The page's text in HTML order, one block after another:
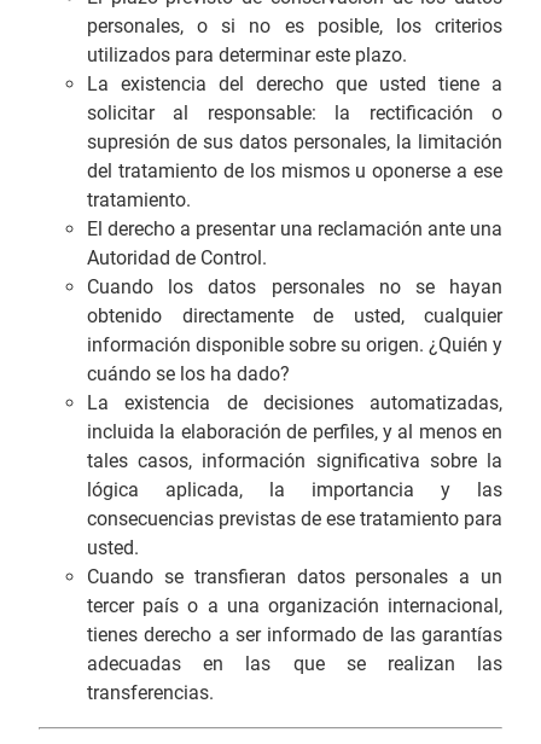
personales, o si no es posible, los criterios
utilizados para determinar este plazo.
La existencia del derecho que usted tiene a
solicitar al responsable: la rectificación o
supresión de sus datos personales, la limitación
del tratamiento de los mismos u oponerse a ese
tratamiento.
El derecho a presentar una reclamación ante una
Autoridad de Control.
Cuando los datos personales no se hayan
obtenido directamente de usted, cualquier
información disponible sobre su origen. ¿Quién y
cuándo se los ha dado?
La existencia de decisiones automatizadas,
incluida la elaboración de perfiles, y al menos en
tales casos, información significativa sobre la
lógica aplicada, la importancia y las
consecuencias previstas de ese tratamiento para
usted.
Cuando se transfieran datos personales a un
tercer país o a una organización internacional,
tienes derecho a ser informado de las garantías
adecuadas en las que se realizan las
transferencias.